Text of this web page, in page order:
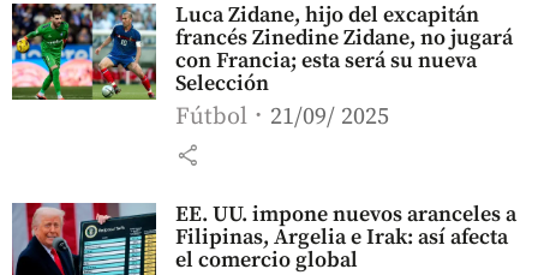
Luca Zidane, hijo del excapitán
francés Zinedine Zidane, no jugará
con Francia; esta será su nueva
Selección
Fútbol 21/09/ 2025
share
EE. UU. impone nuevos aranceles a
Filipinas, Argelia e Irak: así afecta
el comercio global